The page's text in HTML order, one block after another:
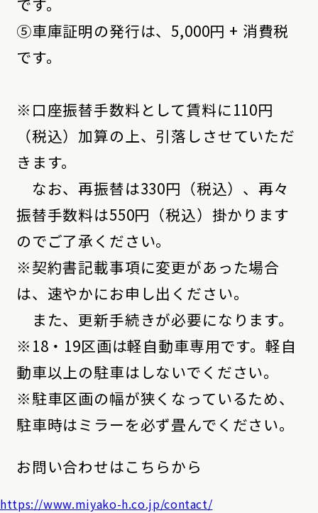
⑤車庫証明の発行は、5,000円 + 消費税
です。
※口座振替手数料として賃料に110円
（税込）加算の上、引落しさせていただ
きます。
なお、再振替は330円（税込）、再々
振替手数料は550円（税込）掛かります
のでご了承ください。
※契約書記載事項に変更があった場合
は、速やかにお申し出ください。
また、更新手続きが必要になります。
※18・19区画は軽自動車専用です。軽自
動車以上の駐車はしないでください。
※駐車区画の幅が狭くなっているため、
駐車時はミラーを必ず畳んでください。
お問い合わせはこちらから
https://www.miyako-h.co.jp/contact/